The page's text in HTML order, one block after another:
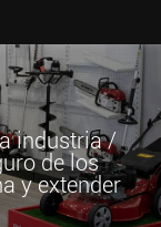
industria/
de los
y extender